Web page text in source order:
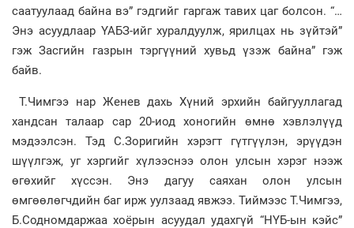
саатуулаад байна вэ” гэдгийг гаргаж тавих цаг болсон. “…
Энэ асуудлаар ҮАБЗ-ийг хуралдуулж, ярилцах нь зүйтэй”
гэж Засгийн газрын тэргүүний хувьд үзэж байна” гэж
байв.
Т.Чимгээ нар Женев дахь Хүний эрхийн байгууллагад
хандсан талаар сар 20-иод хоногийн өмнө хэвлэлүүд
мэдээлсэн. Тэд С.Зоригийн хэрэгт гүтгүүлэн, эрүүдэн
шүүлгэж, уг хэргийг хүлээснээ олон улсын хэрэг нээж
өгөхийг хүссэн. Энэ дагуу саяхан олон улсын
өмгөөлөгчдийн баг ирж уулзаад явжээ. Тиймээс Т.Чимгээ,
Б.Содномдаржаа хоёрын асуудал удахгүй “НҮБ-ын кэйс”